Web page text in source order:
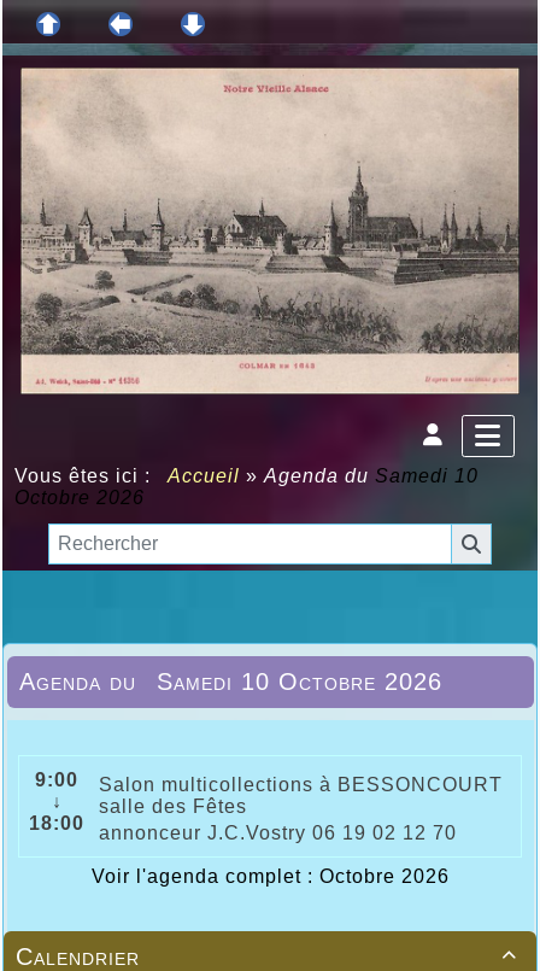
Vous êtes ici : Accueil »Agenda du Samedi 10
Octobre 2026

Calendrier
Agenda du Samedi 10 Octobre 2026
9:00
↓
18:00
Salon multicollections à BESSONCOURT
salle des Fêtes
annonceur J.C.Vostry 06 19 02 12 70
Voir l'agenda complet : Octobre 2026